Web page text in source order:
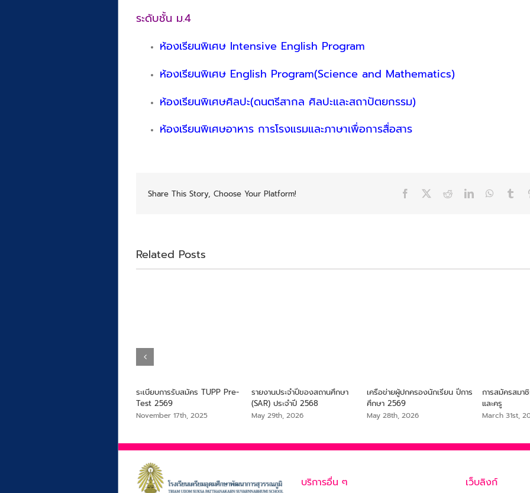
ระดับชั้น ม.4
ห้องเรียนพิเศษ Intensive English Program
ห้องเรียนพิเศษ English Program(Science and Mathematics)
ห้องเรียนพิเศษศิลปะ(ดนตรีสากล ศิลปะและสถาปัตยกรรม)
ห้องเรียนพิเศษอาหาร การโรงแรมและภาษาเพื่อการสื่อสาร
Share This Story, Choose Your Platform! Facebook RedditLinkedIn
Related Posts
ระเบียบการรับสมัคร TUPP Pre-
Test 2569
November 17th, 2025
รายงานประจำปีของสถานศึกษา
(SAR) ประจำปี 2568
May 29th, 2026
เครือข่ายผู้ปกครองนักเรียน ปีการ
ศึกษา 2569
May 28th, 2026
การสมัครสมา
และครู
March 31st,
บริการอื่น ๆ เว็บลิงก์